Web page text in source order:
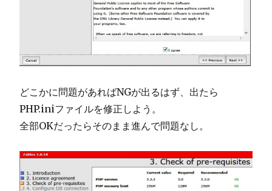
どこかに問題があればNGが出るはず、出たら
PHP.iniファイルを修正しよう。
全部OKだったらそのまま進んで問題なし。